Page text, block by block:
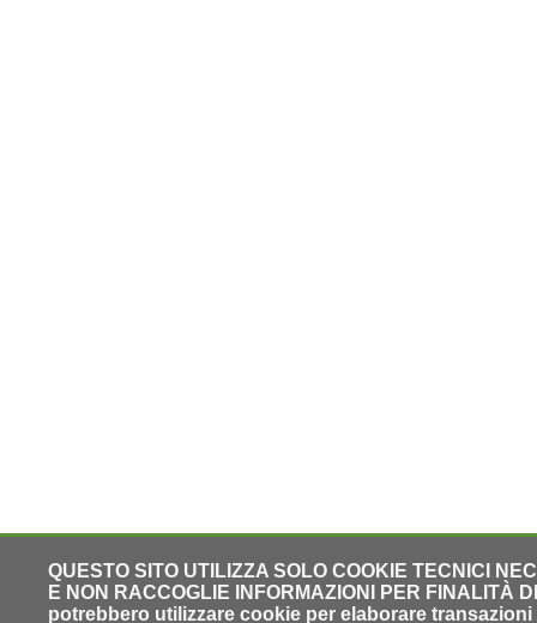
QUESTO SITO UTILIZZA SOLO COOKIE TECNICI
E NON RACCOGLIE INFORMAZIONI PER FINALITÀ
potrebbero utilizzare cookie per elaborare